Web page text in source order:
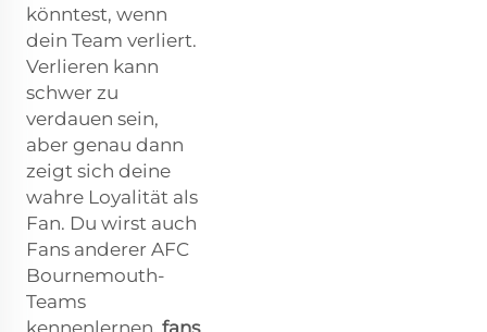
könntest, wenn
dein Team verliert.
Verlieren kann
schwer zu
verdauen sein,
aber genau dann
zeigt sich deine
wahre Loyalität als
Fan. Du wirst auch
Fans anderer AFC
Bournemouth-
Teams
kennenlernen. fans